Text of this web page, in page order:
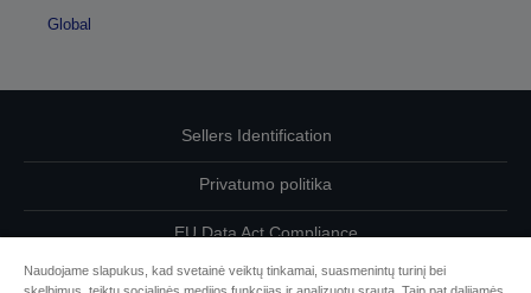
Global
Sellers Identification
Privatumo politika
EU Data Act Compliance
Susisiekite su mumis dėl savo duomenų
Naudojame slapukus, kad svetainė veiktų tinkamai, suasmenintų turinį bei